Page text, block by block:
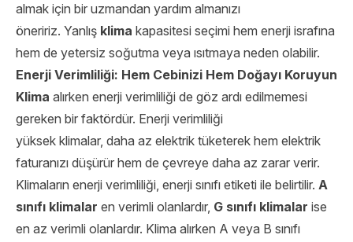
almak için bir uzmandan yardım almanızı
öneririz. Yanlış klima kapasitesi seçimi hem enerji israfına
hem de yetersiz soğutma veya ısıtmaya neden olabilir.
Enerji Verimliliği: Hem Cebinizi Hem Doğayı Koruyun
Klima alırken enerji verimliliği de göz ardı edilmemesi
gereken bir faktördür. Enerji verimliliği
yüksek klimalar, daha az elektrik tüketerek hem elektrik
faturanızı düşürür hem de çevreye daha az zarar verir.
Klimaların enerji verimliliği, enerji sınıfı etiketi ile belirtilir. A
sınıfı klimalar en verimli olanlardır, G sınıfı klimalar ise
en az verimli olanlardır. Klima alırken A veya B sınıfı